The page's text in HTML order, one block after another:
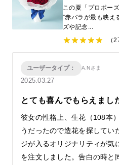
この夏「プロポー
”赤バラが最も映え
ズや記念...
（
ユーザータイプ： A.Nさま
2025.03.27
とても喜んでもらえまし
彼女の性格上、生花（108本
うだったので造花を探してい
ジが入るオリジナリティが気
を注文しました。告白の時と